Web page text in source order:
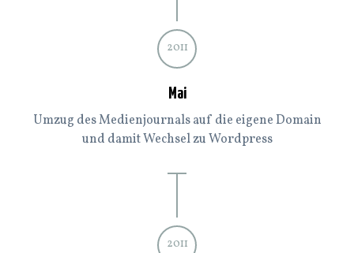
2011
Mai
Umzug des Medienjournals auf die eigene Domain
und damit Wechsel zu Wordpress
2011